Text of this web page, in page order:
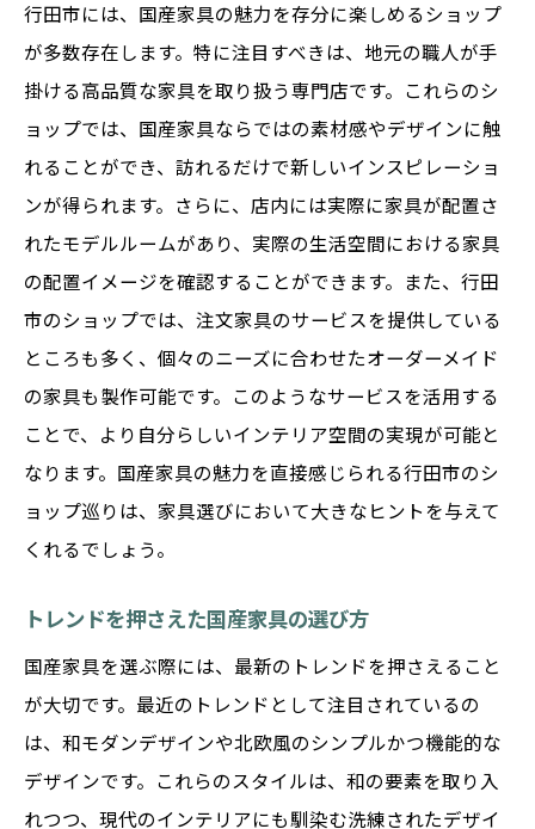
行田市には、国産家具の魅力を存分に楽しめるショップ
が多数存在します。特に注目すべきは、地元の職人が手
掛ける高品質な家具を取り扱う専門店です。これらのシ
ョップでは、国産家具ならではの素材感やデザインに触
れることができ、訪れるだけで新しいインスピレーショ
ンが得られます。さらに、店内には実際に家具が配置さ
れたモデルルームがあり、実際の生活空間における家具
の配置イメージを確認することができます。また、行田
市のショップでは、注文家具のサービスを提供している
ところも多く、個々のニーズに合わせたオーダーメイド
の家具も製作可能です。このようなサービスを活用する
ことで、より自分らしいインテリア空間の実現が可能と
なります。国産家具の魅力を直接感じられる行田市のシ
ョップ巡りは、家具選びにおいて大きなヒントを与えて
くれるでしょう。
トレンドを押さえた国産家具の選び方
国産家具を選ぶ際には、最新のトレンドを押さえること
が大切です。最近のトレンドとして注目されているの
は、和モダンデザインや北欧風のシンプルかつ機能的な
デザインです。これらのスタイルは、和の要素を取り入
れつつ、現代のインテリアにも馴染む洗練されたデザイ